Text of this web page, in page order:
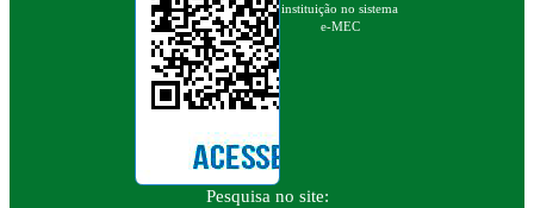
instituição no sistema
e-MEC
Pesquisa no site: